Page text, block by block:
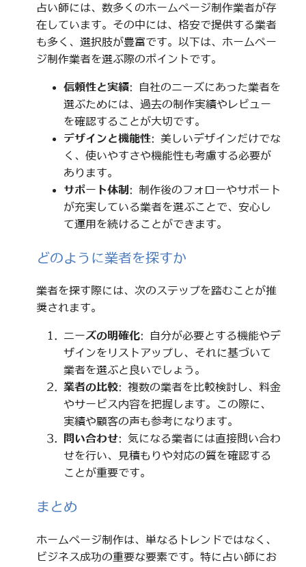
占い師には、数多くのホームページ制作業者が存
在しています。その中には、格安で提供する業者
も多く、選択肢が豊富です。以下は、ホームペー
ジ制作業者を選ぶ際のポイントです。
信頼性と実績: 自社のニーズにあった業者を
選ぶためには、過去の制作実績やレビュー
を確認することが大切です。
デザインと機能性: 美しいデザインだけでな
く、使いやすさや機能性も考慮する必要が
あります。
サポート体制 : 制作後のフォローやサポート
が充実している業者を選ぶことで、安心し
て運用を続けることができます。
どのように業者を探すか
業者を探す際には、次のステップを踏むことが推
奨されます。
ニーズの明確化: 自分が必要とする機能やデ
ザインをリストアップし、それに基づいて
業者を選ぶと良いでしょう。
業者の比較: 複数の業者を比較検討し、料金
やサービス内容を把握します。この際に、
実績や顧客の声も参考になります。
問い合わせ: 気になる業者には直接問い合わ
せを行い、見積もりや対応の質を確認する
ことが重要です。
まとめ
ホームページ制作は、単なるトレンドではなく、
ビジネス成功の重要な要素です。特に占い師にお